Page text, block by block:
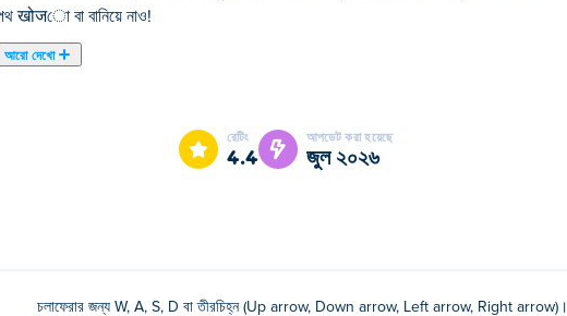
खोजো বা বানিয়ে নাও!
আরো দেখো
Under the Red Sky আমাদের নির্বাচিত পার্কোর গেমস এর একটি।
রেটিং
4.4
আপডেট করা হয়েছে
জুল ২০২৬
চলাফেরার জন্য W, A, S, D বা তীরচিহ্ন (Up arrow, Down arrow, Left arrow, Right